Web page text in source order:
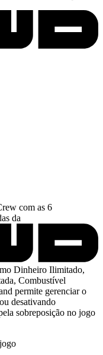
com as 6
da
Dinheiro Ilimitado,
Combustível
permite gerenciar o
desativando
sobreposição no jogo